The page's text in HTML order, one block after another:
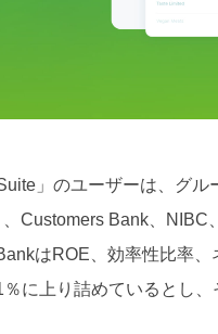
」のユーザーは、グル
Customers Bank、
はROE、効率性比率
に上り詰めているとし